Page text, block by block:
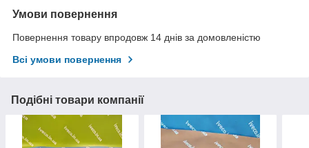
Умови повернення
Повернення товару впродовж 14 днів за домовленістю
Всі умови повернення
Подібні товари компанії